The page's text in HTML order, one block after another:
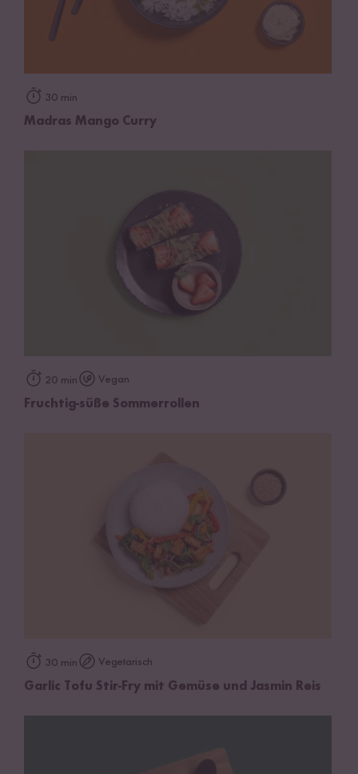
30 min
Madras Mango Curry
20 min Vegan
Fruchtig-süße Sommerrollen
30 min Vegetarisch
Garlic Tofu Stir-Fry mit Gemüse und Jasmin Reis